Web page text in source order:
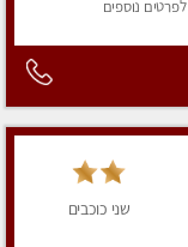
לפרטים נוספים
שני כוכבים